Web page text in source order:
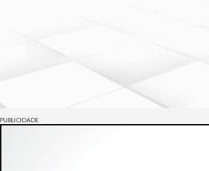
PUBLICIDADE